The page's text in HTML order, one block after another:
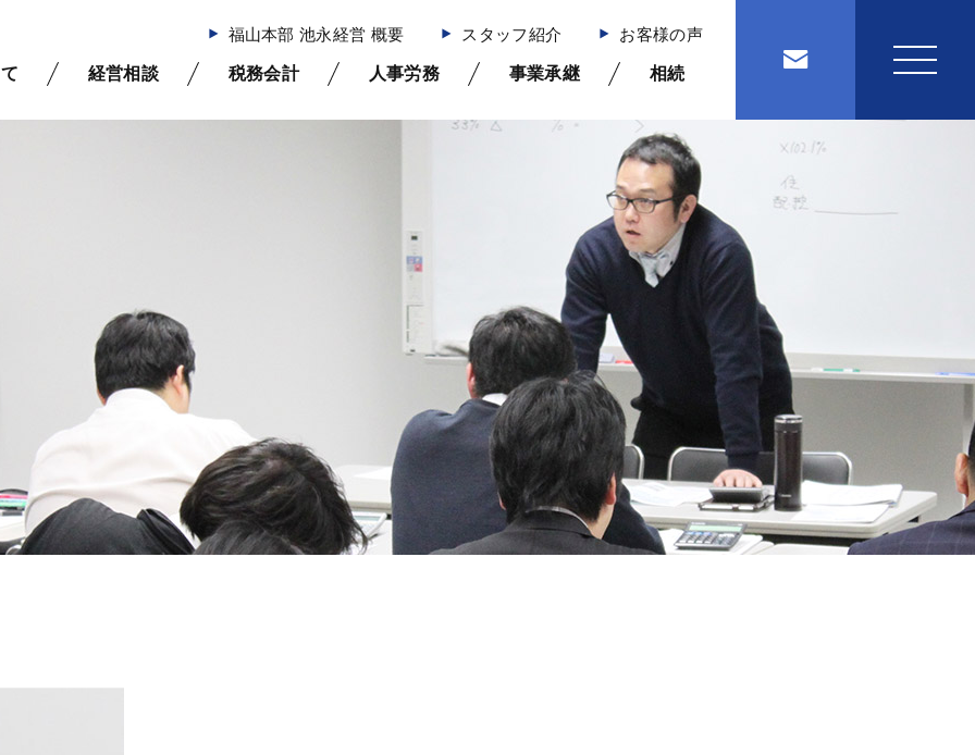
福山本部 池永経営 概要 スタッフ紹介 お客様の声
経営相談 税務会計 人事労務 事業承継 相続